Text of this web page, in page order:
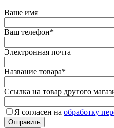
Ваше имя
Ваш телефон*
Электронная почта
Название товара*
Ссылка на товар другого
Я согласен на обработку